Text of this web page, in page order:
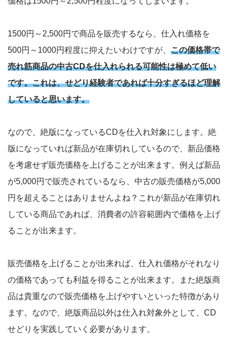
1500円～2,500円で商品を販売するなら、仕入れ価格を
500円～1000円程度に抑えたいわけですが、 この価格帯で
売れ筋商品の中古CDを仕入れられる可能性は極めて低い
です。これは、せどり経験者であれば十分すぎるほど理解
していると思います。
なので、絶版になっているCDを仕入れ対象にします。絶
版になっていれば新品が在庫切れしているので、新品価格
を考慮せず販売価格を上げることが出来ます。例えば新品
が5,000円で販売されているなら、中古の販売価格が5,000
円を超えることはありませんよね？これが新品が在庫切れ
している商品であれば、消費者の許容範囲内で価格を上げ
ることが出来ます。
販売価格を上げることが出来れば、仕入れ価格がそれなり
の価格であっても利益を得ることが出来ます。また絶版商
品は貴重なので販売価格を上げやすいといった特徴があり
ます。なので、絶版商品以外は仕入れ対象外として、CD
せどりを実践していく必要があります。